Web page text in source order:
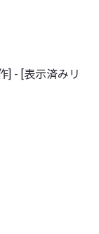
] - [表示済みリ